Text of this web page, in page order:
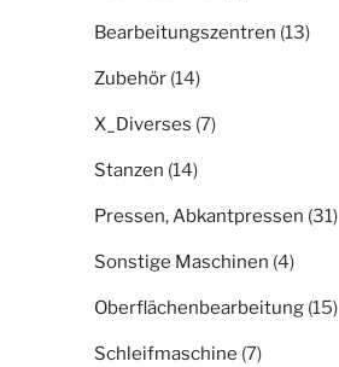
Bearbeitungszentren (13)
Zubehör (14)
X_Diverses (7)
Stanzen (14)
Pressen, Abkantpressen (31)
Sonstige Maschinen (4)
Oberflächenbearbeitung (15)
Schleifmaschine (7)